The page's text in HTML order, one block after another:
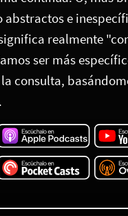
abstractos e
realmente
ser más
consulta,